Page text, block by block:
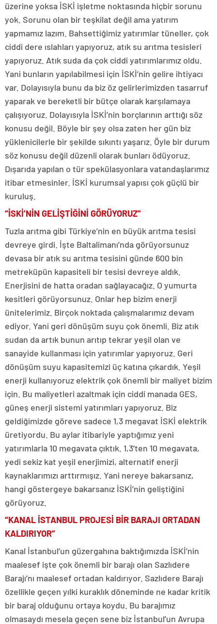
üzerine yoksa İSKİ işletme noktasında hiçbir sorunu
yok. Sorunu olan bir teşkilat değil ama yatırım
yapmamız lazım. Bahsettiğimiz yatırımlar tüneller, çok
ciddi dere ıslahları yapıyoruz, atık su arıtma tesisleri
yapıyoruz. Atık suda da çok ciddi yatırımlarımız oldu.
Yani bunların yapılabilmesi için İSKİ’nin gelire ihtiyacı
var. Dolayısıyla bunu da biz öz gelirlerimizden tasarruf
yaparak ve bereketli bir bütçe olarak karşılamaya
çalışıyoruz. Dolayısıyla İSKİ’nin borçlarının arttığı söz
konusu değil. Böyle bir şey olsa zaten her gün biz
yüklenicilerle bir şekilde sıkıntı yaşarız. Öyle bir durum
söz konusu değil düzenli olarak bunları ödüyoruz.
Dışarıda yapılan o tür spekülasyonlara vatandaşlarımız
itibar etmesinler. İSKİ kurumsal yapısı çok güçlü bir
kuruluş.
“İSKİ’NİN GELİŞTİĞİNİ GÖRÜYORUZ”
Tuzla arıtma gibi Türkiye’nin en büyük arıtma tesisi
devreye girdi. İşte Baltalimanı’nda görüyorsunuz
devasa bir atık su arıtma tesisini günde 600 bin
metreküpün kapasiteli bir tesisi devreye aldık.
Enerjisini de hatta oradan sağlayacağız. O yumurta
kesitleri görüyorsunuz. Onlar hep bizim enerji
ünitelerimiz. Birçok noktada çalışmalarımız devam
ediyor. Yani geri dönüşüm suyu çok önemli. Biz atık
sudan da artık bunun arıtıp tekrar yeşil olan ve
sanayide kullanması için yatırımlar yapıyoruz. Geri
dönüşüm suyu kapasitemizi üç katına çıkardık. Yeşil
enerji kullanıyoruz elektrik çok önemli bir maliyet bizim
için. Bu maliyetleri azaltmak için ciddi manada GES,
güneş enerji sistemi yatırımları yapıyoruz. Biz
geldiğimizde göreve sadece 1,3 megavat İSKİ elektrik
üretiyordu. Bu aylar itibariyle yaptığımız yeni
yatırımlarla 10 megavata çıktık. 1,3’ten 10 megavata,
yedi sekiz kat yeşil enerjimizi, alternatif enerji
kaynaklarımızı arttırmışız. Yani nereye bakarsanız,
hangi göstergeye bakarsanız İSKİ’nin geliştiğini
görüyoruz.
“KANAL İSTANBUL PROJESİ BİR BARAJI ORTADAN
KALDIRIYOR”
Kanal İstanbul’un güzergahına baktığımızda İSKİ’nin
maalesef işte çok önemli bir barajı olan Sazlıdere
Barajı’nı maalesef ortadan kaldırıyor. Sazlıdere Barajı
özellikle geçen yılki kuraklık döneminde ne kadar kritik
bir baraj olduğunu ortaya koydu. Bu barajımız
olmasaydı mesela geçen sene biz İstanbul’un Avrupa